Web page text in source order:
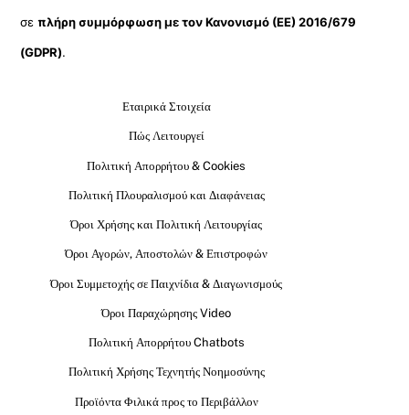
σεπλήρη συμμόρφωση με τον Κανονισμό (ΕΕ) 2016/679
(GDPR).
Εταιρικά Στοιχεία
Πώς Λειτουργεί
Πολιτική Απορρήτου & Cookies
Πολιτική Πλουραλισμού και Διαφάνειας
Όροι Χρήσης και Πολιτική Λειτουργίας
Όροι Αγορών, Αποστολών & Επιστροφών
Όροι Συμμετοχής σε Παιχνίδια & Διαγωνισμούς
Όροι Παραχώρησης Video
Πολιτική Απορρήτου Chatbots
Πολιτική Χρήσης Τεχνητής Νοημοσύνης
Προϊόντα Φιλικά προς το Περιβάλλον